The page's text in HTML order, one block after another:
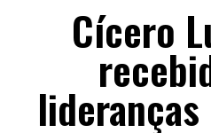
Cícero